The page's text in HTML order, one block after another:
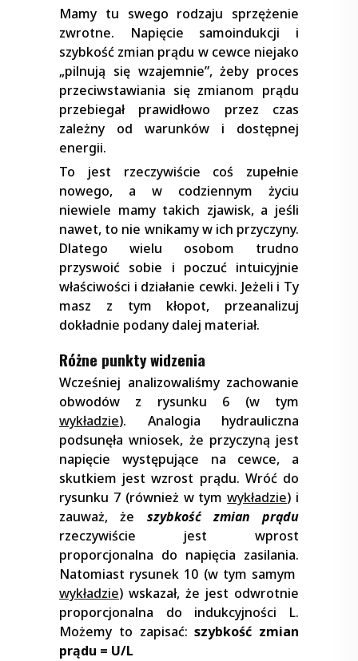
Mamy tu swego rodzaju sprzężenie
zwrotne. Napięcie samoindukcji i
szybkość zmian prądu w cewce niejako
„pilnują się wzajemnie”, żeby proces
przeciwstawiania się zmianom prądu
przebiegał prawidłowo przez czas
zależny od warunków i dostępnej
energii.
To jest rzeczywiście coś zupełnie
nowego, a w codziennym życiu
niewiele mamy takich zjawisk, a jeśli
nawet, to nie wnikamy w ich przyczyny.
Dlatego wielu osobom trudno
przyswoić sobie i poczuć intuicyjnie
właściwości i działanie cewki. Jeżeli i Ty
masz z tym kłopot, przeanalizuj
dokładnie podany dalej materiał.
Różne punkty widzenia
Wcześniej analizowaliśmy zachowanie
obwodów z rysunku 6 (w tym
wykładzie). Analogia hydrauliczna
podsunęła wniosek, że przyczyną jest
napięcie występujące na cewce, a
skutkiem jest wzrost prądu. Wróć do
rysunku 7 (również w tymwykładzie) i
zauważ, że szybkość zmian prądu
rzeczywiście jest wprost
proporcjonalna do napięcia zasilania.
Natomiast rysunek 10 (w tym samym
wykładzie) wskazał, że jest odwrotnie
proporcjonalna do indukcyjności L.
Możemy to zapisać:szybkość zmian
prądu = U/L